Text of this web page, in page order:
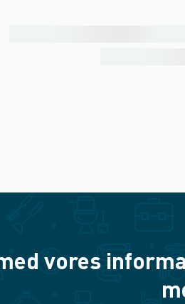
vores